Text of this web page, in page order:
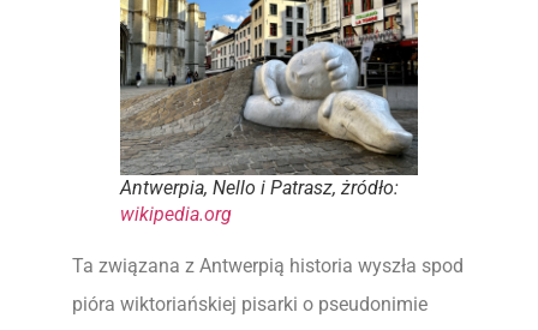
Antwerpia, Nello i Patrasz, żródło:
wikipedia.org
Ta związana z Antwerpią historia wyszła spod
pióra wiktoriańskiej pisarki o pseudonimie